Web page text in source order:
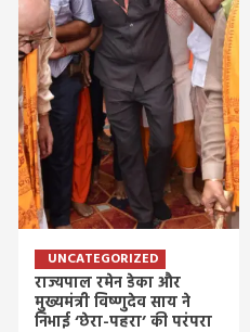
UNCATEGORIZED
राज्यपाल रमेन डेका और
मुख्यमंत्री विष्णुदेव साय ने
निभाई ‘छेरा-पहरा’ की परंपरा